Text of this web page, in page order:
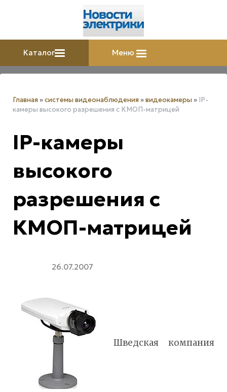
Каталог Меню
Главная »системы видеонаблюдения »видеокамеры » IP-
камеры высокого разрешения с КМОП-матрицей
IP-камеры
высокого
разрешения с
КМОП-матрицей
26.07.2007
Шведская компания